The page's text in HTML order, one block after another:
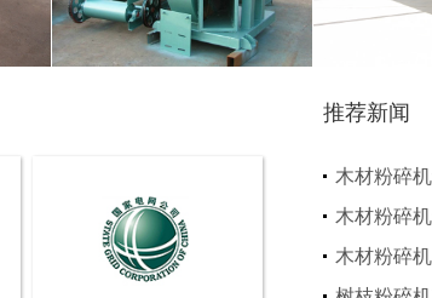
圆
推荐新闻
木材粉碎
木材粉碎
木材粉碎